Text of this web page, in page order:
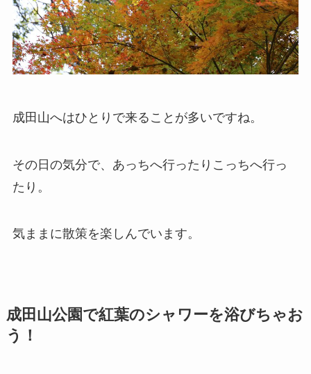
成田山へはひとりで来ることが多いですね。
その日の気分で、あっちへ行ったりこっちへ行っ
たり。
気ままに散策を楽しんでいます。
成田山公園で紅葉のシャワーを浴びちゃお
う！